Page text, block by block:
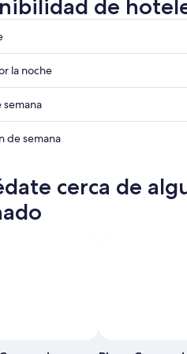
de
la noche
semana
de semana
cerca de